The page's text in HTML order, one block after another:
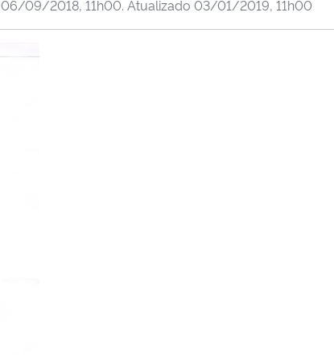
06/09/2018, 11h00. Atualizado 03/01/2019, 11h00